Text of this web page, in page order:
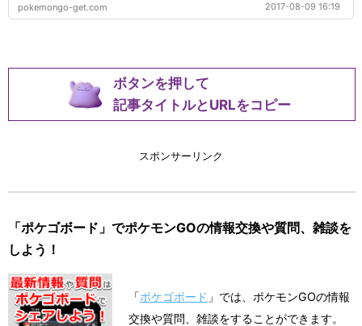
pokemongo-get.com 2017-08-09 16:19
ボタンを押して
記事タイトルとURLをコピー
スポンサーリンク
「ポケゴボード」でポケモンGOの情報交換や質問、雑談を
しよう！
「ポケゴボード 」では、ポケモンGOの情報
交換や質問、雑談をすることができます。